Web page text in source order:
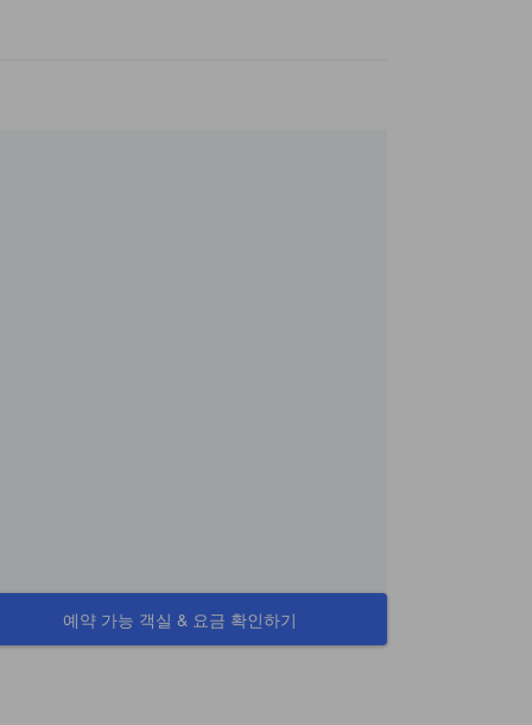
예약 가능 객실 & 요금 확인하기